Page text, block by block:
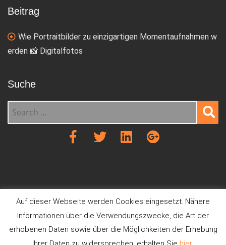
Beitrag
Wie Portraitbilder zu einzigartigen Momentaufnahmen w
erden 📸 Digitalfotos
Suche
Sear
Auf dieser Webseite werden Cookies eingesetzt. Nähere
Informationen über die Verwendungszwecke, die Art der
erhobenen Daten sowie über die Möglichkeiten der Erhebung